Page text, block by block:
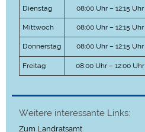
Dienstag 08:00 Uhr – 12:15 Uhr
Mittwoch 08:00 Uhr – 12:15 Uhr
Donnerstag 08:00 Uhr – 12:15 Uhr
Freitag 08:00 Uhr – 12:00 Uhr
Weitere interessante Links:
Zum Landratsamt